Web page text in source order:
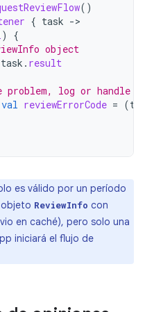
()
{ task ->
)
{
object
task . result
problem, log or handle
val reviewErrorCode = (
es válido por un período
ReviewInfo con
en caché), pero solo una
iniciará el flujo de